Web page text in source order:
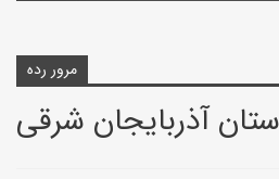
مرور رده
آذربايجان شرقی